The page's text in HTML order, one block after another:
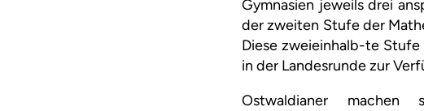
Gymnasien jeweils drei
der zweiten Stufe der
Diese zweieinhalb-te
in der Landesrunde zur
Ostwaldianer